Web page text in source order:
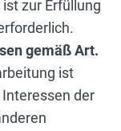
zur Erfüllung
gemäß Art.
ist
der